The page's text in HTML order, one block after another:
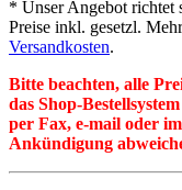
* Unser Angebot richtet
Preise inkl. gesetzl.
Versandkosten.
Bitte beachten, alle
das Shop-
per Fax, e-mail oder
Ankündigung